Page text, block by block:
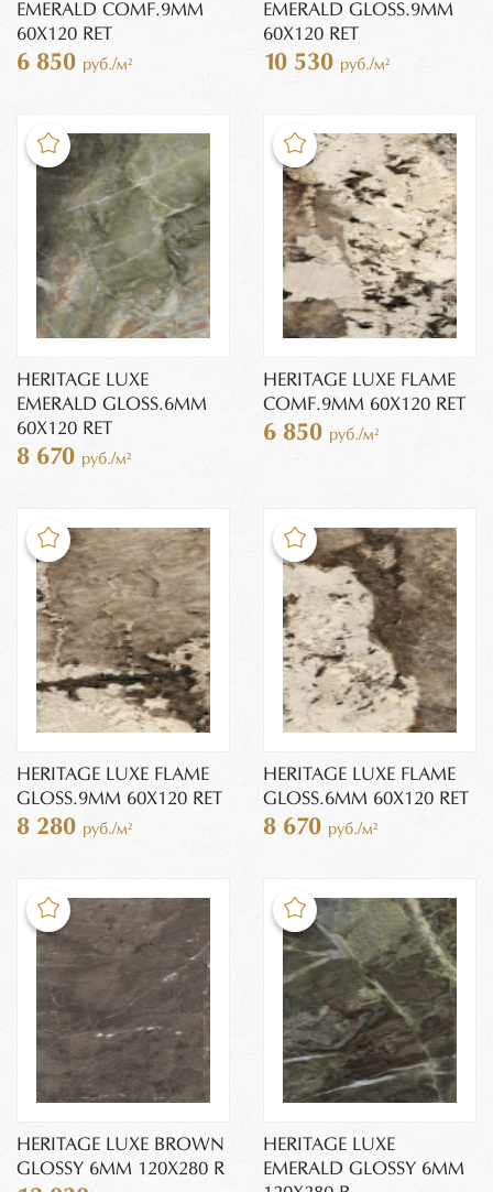
EMERALD COMF.9MM
60X120 RET
6 850 руб./м²
EMERALD GLOSS.9MM
60X120 RET
10 530 руб./м²
HERITAGE LUXE
EMERALD GLOSS.6MM
60X120 RET
8 670 руб./м²
HERITAGE LUXE FLAME
COMF.9MM 60X120 RET
6 850 руб./м²
HERITAGE LUXE FLAME
GLOSS.9MM 60X120 RET
8 280 руб./м²
HERITAGE LUXE FLAME
GLOSS.6MM 60X120 RET
8 670 руб./м²
HERITAGE LUXE BROWN
GLOSSY 6MM 120X280 R
HERITAGE LUXE
EMERALD GLOSSY 6MM